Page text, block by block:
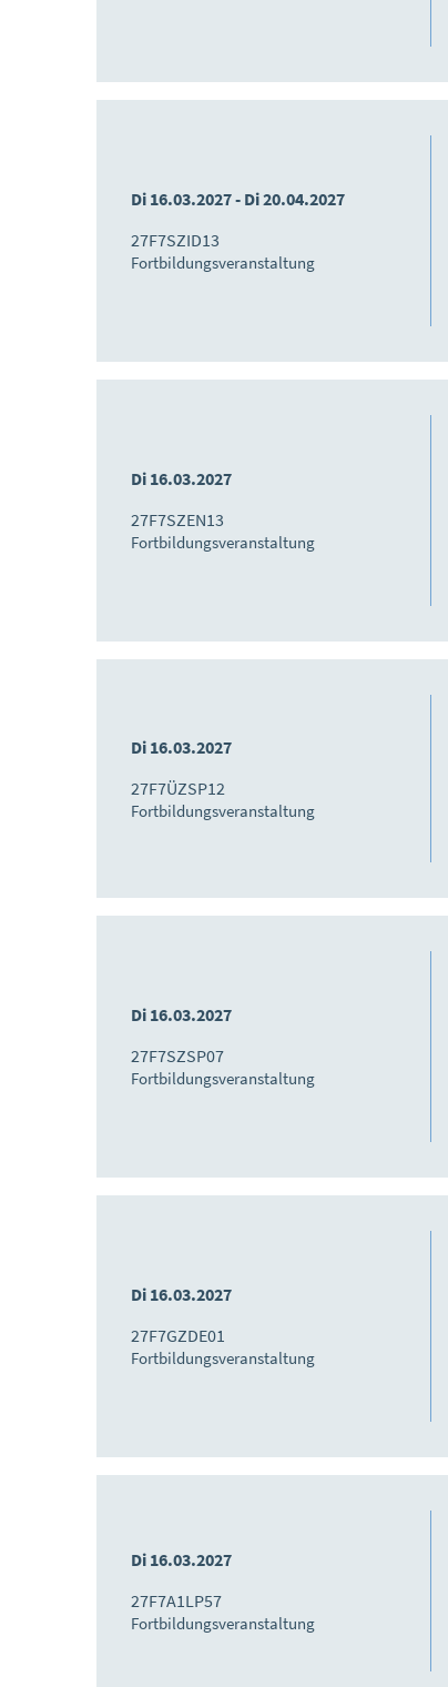
Di 16.03.2027 - Di 20.04.2027
27F7SZID13
Fortbildungsveranstaltung
Di 16.03.2027
27F7SZEN13
Fortbildungsveranstaltung
Di 16.03.2027
27F7ÜZSP12
Fortbildungsveranstaltung
Di 16.03.2027
27F7SZSP07
Fortbildungsveranstaltung
Di 16.03.2027
27F7GZDE01
Fortbildungsveranstaltung
Di 16.03.2027
27F7A1LP57
Fortbildungsveranstaltung